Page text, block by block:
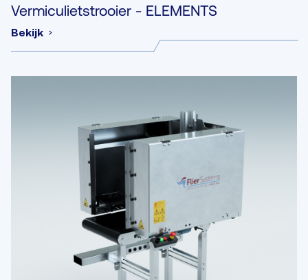
Vermiculietstrooier - ELEMENTS
Bekijk